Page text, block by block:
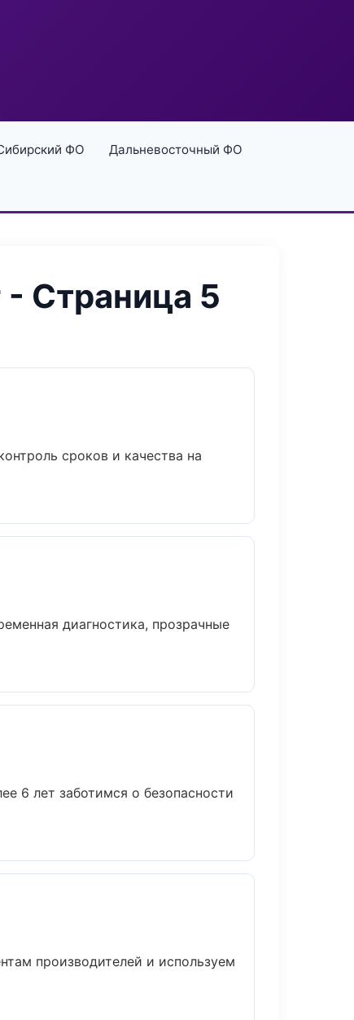
ФО Дальневосточный ФО
Страница 5
сроков и качества на
диагностика, прозрачные
6 лет заботимся о безопасности
производителей и используем